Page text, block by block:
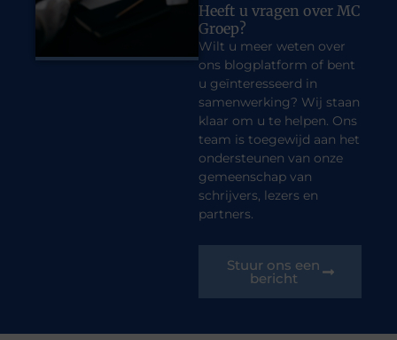
Heeft u vragen over MC
Groep?
Wilt u meer weten over
ons blogplatform of bent
u geïnteresseerd in
samenwerking? Wij staan
klaar om u te helpen. Ons
team is toegewijd aan het
ondersteunen van onze
gemeenschap van
schrijvers, lezers en
partners.
Stuur ons een
bericht